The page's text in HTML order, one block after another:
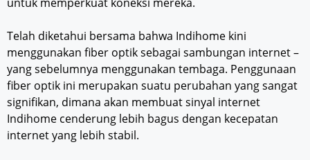
Telah diketahui bersama bahwa Indihome kini
menggunakan fiber optik sebagai sambungan internet –
yang sebelumnya menggunakan tembaga. Penggunaan
fiber optik ini merupakan suatu perubahan yang sangat
signifikan, dimana akan membuat sinyal internet
Indihome cenderung lebih bagus dengan kecepatan
internet yang lebih stabil.